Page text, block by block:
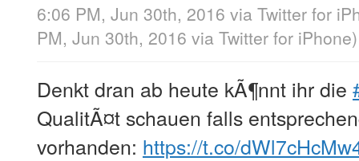
6:06 PM, Jun 30th, 2016 via Twitter for
PM, Jun 30th, 2016 via Twitter for iPhone)
Denkt dran ab heute kÃ¶nnt ihr die
QualitÃ¤t schauen falls
vorhanden: https://t.co/